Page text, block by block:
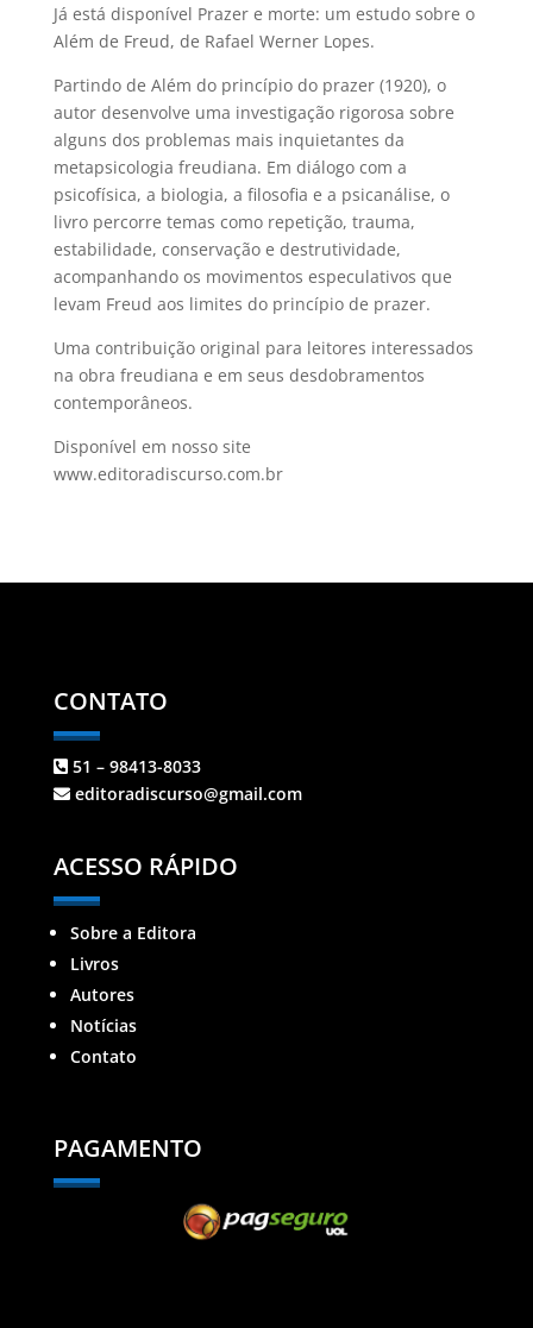
Já está disponível Prazer e morte: um estudo sobre o
Além de Freud, de Rafael Werner Lopes.
Partindo de Além do princípio do prazer (1920), o
autor desenvolve uma investigação rigorosa sobre
alguns dos problemas mais inquietantes da
metapsicologia freudiana. Em diálogo com a
psicofísica, a biologia, a filosofia e a psicanálise, o
livro percorre temas como repetição, trauma,
estabilidade, conservação e destrutividade,
acompanhando os movimentos especulativos que
levam Freud aos limites do princípio de prazer.
Uma contribuição original para leitores interessados
na obra freudiana e em seus desdobramentos
contemporâneos.
Disponível em nosso site
www.editoradiscurso.com.br
CONTATO
51 – 98413-8033
editoradiscurso@gmail.com
ACESSO RÁPIDO
Sobre a Editora
Livros
Autores
Notícias
Contato
PAGAMENTO